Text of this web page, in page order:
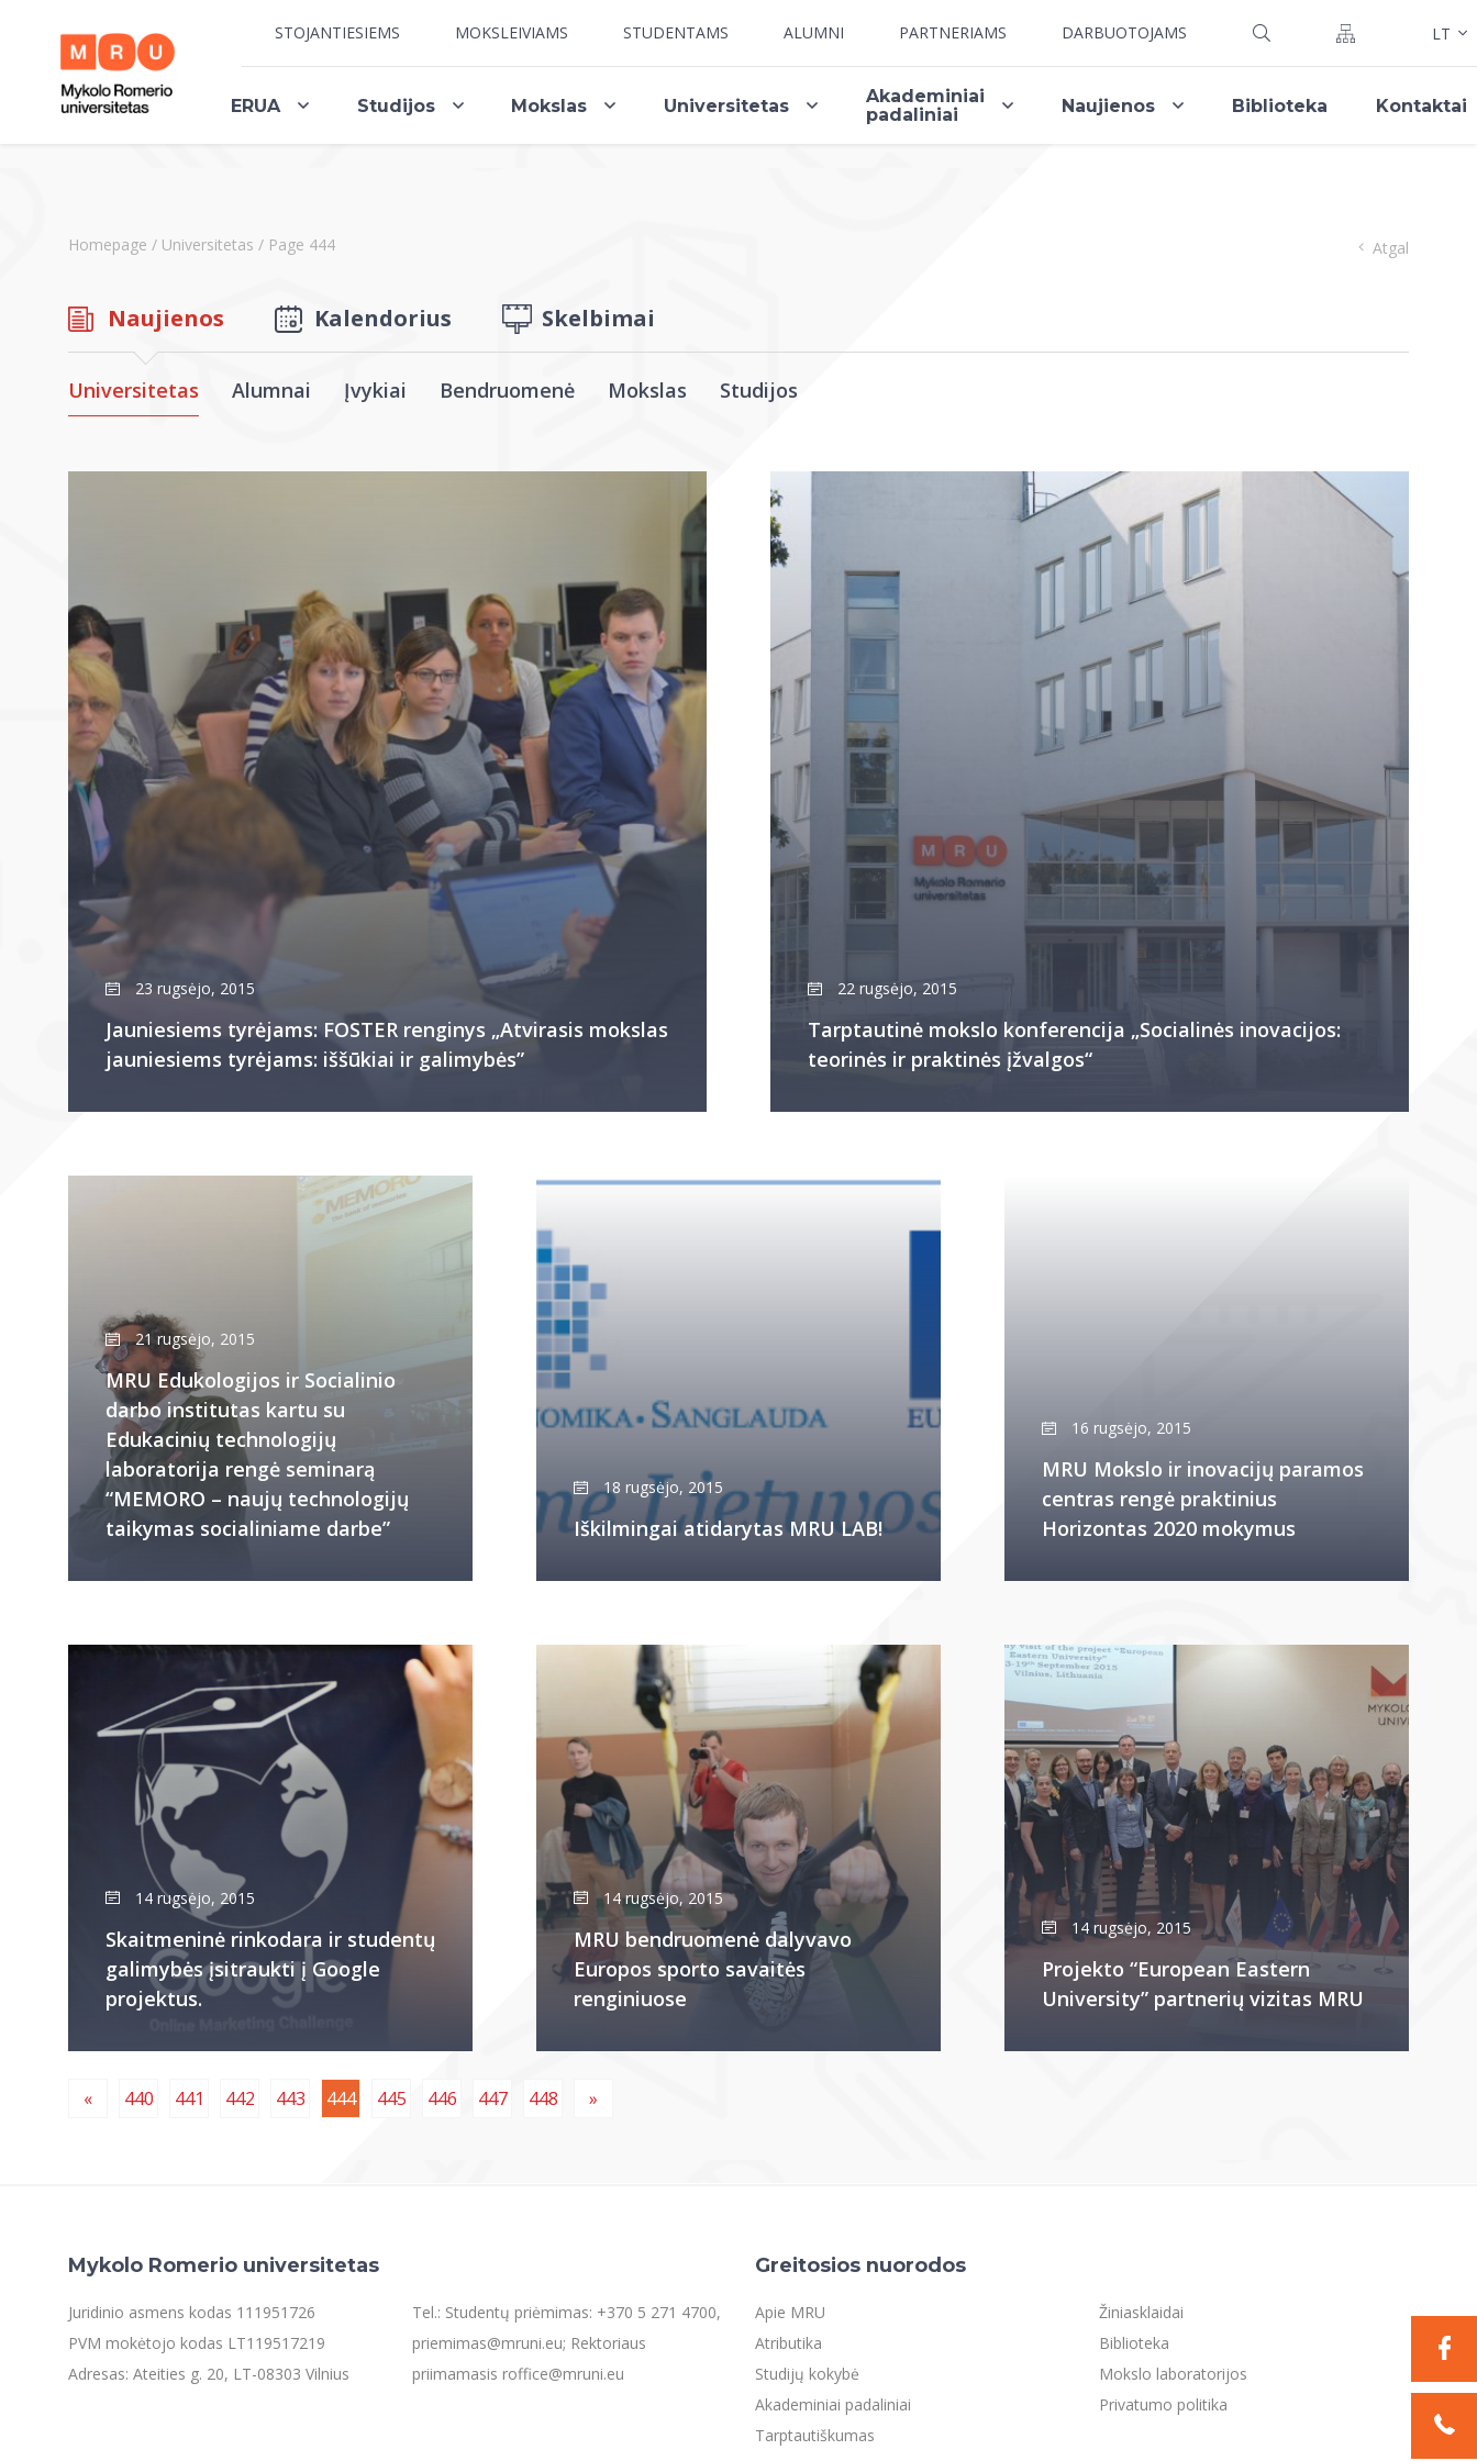
STOJANTIESIEMS MOKSLEIVIAMS STUDENTAMS ALUMNI PARTNERIAMS DARBUOTOJAMS LT
ERUA Studijos Mokslas Universitetas
Akademiniai
padaliniai
Naujienos Biblioteka Kontaktai
Homepage / Universitetas / Page 444 Atgal
Naujienos Kalendorius Skelbimai
Universitetas Alumnai Įvykiai Bendruomenė Mokslas Studijos
23 rugsėjo, 2015
Jauniesiems tyrėjams: FOSTER renginys „Atvirasis mokslas
jauniesiems tyrėjams: iššūkiai ir galimybės”
22 rugsėjo, 2015
Tarptautinė mokslo konferencija „Socialinės inovacijos:
teorinės ir praktinės įžvalgos“
21 rugsėjo, 2015
MRU Edukologijos ir Socialinio
darbo institutas kartu su
Edukacinių technologijų
laboratorija rengė seminarą
“MEMORO – naujų technologijų
taikymas socialiniame darbe”
18 rugsėjo, 2015
Iškilmingai atidarytas MRU LAB!
16 rugsėjo, 2015
MRU Mokslo ir inovacijų paramos
centras rengė praktinius
Horizontas 2020 mokymus
14 rugsėjo, 2015
Skaitmeninė rinkodara ir studentų
galimybės įsitraukti į Google
projektus.
14 rugsėjo, 2015
MRU bendruomenė dalyvavo
Europos sporto savaitės
renginiuose
14 rugsėjo, 2015
Projekto “European Eastern
University” partnerių vizitas MRU
« 440 441 442 443 444 445 446 447 448 »
Mykolo Romerio universitetas
Juridinio asmens kodas 111951726
PVM mokėtojo kodas LT119517219
Adresas: Ateities g. 20, LT-08303 Vilnius
Tel.: Studentų priėmimas: +370 5 271 4700,
priemimas@mruni.eu; Rektoriaus
priimamasis roffice@mruni.eu
Greitosios nuorodos
Apie MRU
Atributika
Studijų kokybė
Akademiniai padaliniai
Tarptautiškumas
Žiniasklaidai
Biblioteka
Mokslo laboratorijos
Privatumo politika